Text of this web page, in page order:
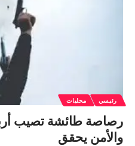
رئيسي محليات
رصاصة طائشة تصيب
والأمن يحقق